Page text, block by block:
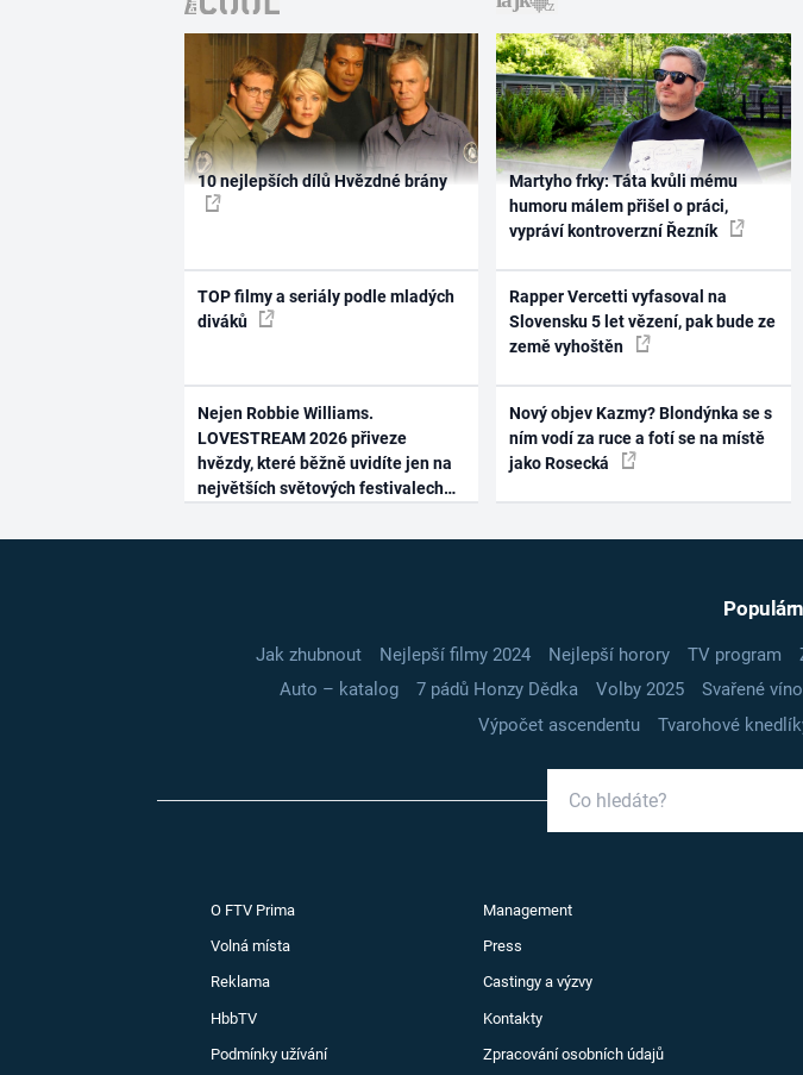
10 nejlepších dílů Hvězdné brány
TOP filmy a seriály podle mladých
diváků
Nejen Robbie Williams.
LOVESTREAM 2026 přiveze
hvězdy, které běžně uvidíte jen na
největších světových festivalech
Martyho frky: Táta kvůli mému
humoru málem přišel o práci,
vypráví kontroverzní Řezník
Rapper Vercetti vyfasoval na
Slovensku 5 let vězení, pak bude ze
země vyhoštěn
Nový objev Kazmy? Blondýnka se s
ním vodí za ruce a fotí se na místě
jako Rosecká
Jak zhubnout Nejlepší filmy 2024 Nejlepší horory TV program
Auto – katalog
7 pádů Honzy Dědka Volby 2025 Svařené víno
Výpočet ascendentu
Tvarohové
O FTV Prima Management
Volná místa Press
Reklama Castingy a výzvy
HbbTV Kontakty
Podmínky užívání Zpracování osobních údajů